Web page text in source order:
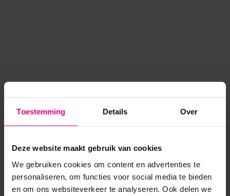
Toestemming Details Over
Deze website maakt gebruik van cookies
We gebruiken cookies om content en advertenties te
personaliseren, om functies voor social media te bieden
en om ons websiteverkeer te analyseren. Ook delen we